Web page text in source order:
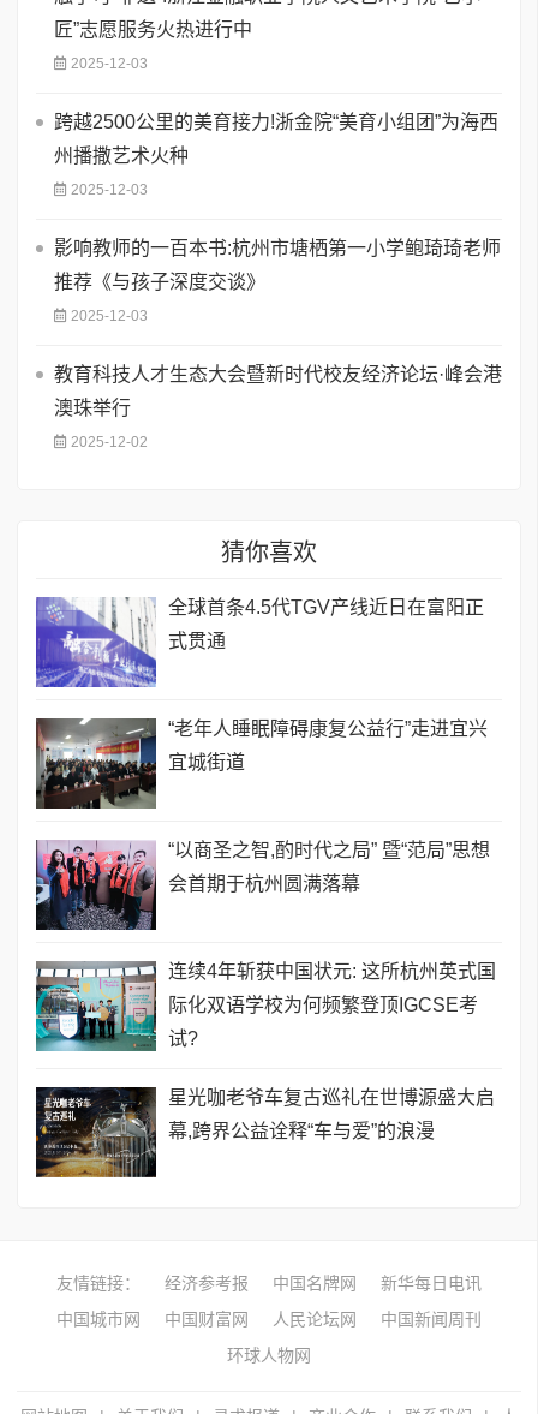
匠”志愿服务火热进行中
2025-12-03
跨越2500公里的美育接力!浙金院“美育小组团”为海西
州播撒艺术火种
2025-12-03
影响教师的一百本书:杭州市塘栖第一小学鲍琦琦老师
推荐《与孩子深度交谈》
2025-12-03
教育科技人才生态大会暨新时代校友经济论坛·峰会港
澳珠举行
2025-12-02
猜你喜欢
全球首条4.5代TGV产线近日在富阳正
式贯通
“老年人睡眠障碍康复公益行”走进宜兴
宜城街道
“以商圣之智,酌时代之局” 暨“范局”思想
会首期于杭州圆满落幕
连续4年斩获中国状元: 这所杭州英式国
际化双语学校为何频繁登顶IGCSE考
试?
星光咖老爷车复古巡礼在世博源盛大启
幕,跨界公益诠释“车与爱”的浪漫
友情链接： 经济参考报 中国名牌网
新华每日电讯
中国城市网
中国财富网 人民论坛网
中国新闻周刊
环球人物网